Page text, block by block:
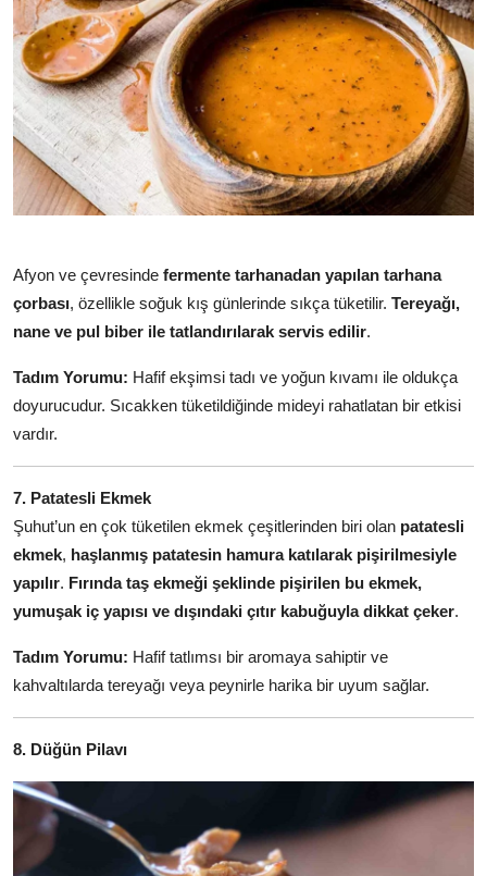
Afyon ve çevresinde fermente tarhanadan yapılan tarhana
çorbası, özellikle soğuk kış günlerinde sıkça tüketilir. Tereyağı,
nane ve pul biber ile tatlandırılarak servis edilir.
Tadım Yorumu: Hafif ekşimsi tadı ve yoğun kıvamı ile oldukça
doyurucudur. Sıcakken tüketildiğinde mideyi rahatlatan bir etkisi
vardır.
7. Patatesli Ekmek
Şuhut’un en çok tüketilen ekmek çeşitlerinden biri olan patatesli
ekmek, haşlanmış patatesin hamura katılarak pişirilmesiyle
yapılır. Fırında taş ekmeği şeklinde pişirilen bu ekmek,
yumuşak iç yapısı ve dışındaki çıtır kabuğuyla dikkat çeker.
Tadım Yorumu: Hafif tatlımsı bir aromaya sahiptir ve
kahvaltılarda tereyağı veya peynirle harika bir uyum sağlar.
8. Düğün Pilavı